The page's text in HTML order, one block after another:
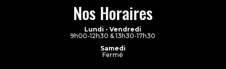
Nos Horaires
Lundi - Vendredi
9h00-12h30 & 13h30-17h30
Samedi
Fermé